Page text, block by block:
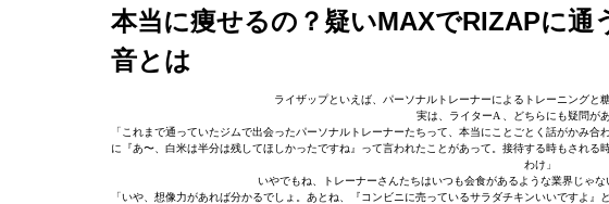
本当に痩せるの？疑いMAXでRIZAPに
音とは
ライザップといえば、パーソナルトレーナーによるトレーニングと
実は、ライターA 、どちらにも疑問があ
「これまで通っていたジムで出会ったパーソナルトレーナーたちって、本当にことごとく話がかみ
に『あ〜、白米は半分は残してほしかったですね』って言われたことがあって。接待する時もされ
わけ」
いやでもね、トレーナーさんたちはいつも会食があるような業界じゃ
「いや、想像力があれば分かるでしょ。あとね、『コンビニに売っているサラダチキンいいですよ